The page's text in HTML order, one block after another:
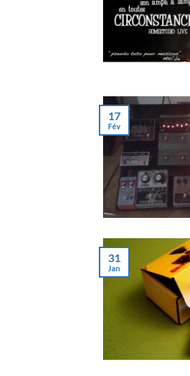
17
Fév
31
Jan